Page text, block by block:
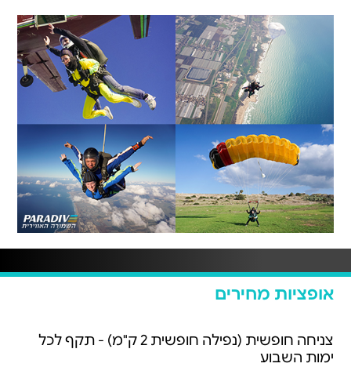
אופציות מחירים
צניחה חופשית (נפילה חופשית 2 ק"מ) - תקף לכל
ימות השבוע